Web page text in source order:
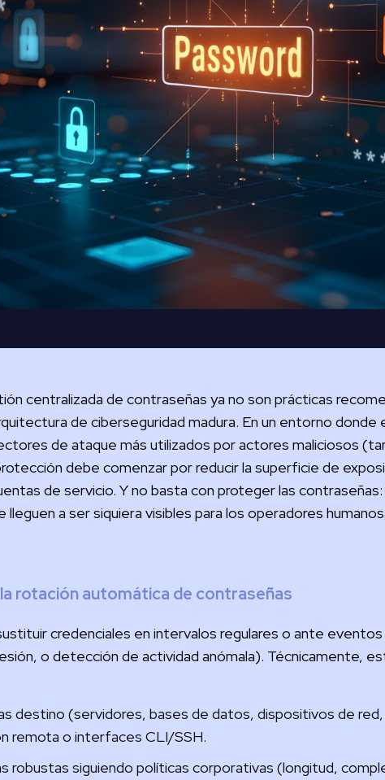
centralizada de contraseñas ya no son prácticas
de ciberseguridad madura. En un entorno donde
de ataque más utilizados por actores maliciosos
debe comenzar por reducir la superficie de
de servicio. Y no basta con proteger las
lleguen a ser siquiera visibles para los operadores
rotación automática de contraseñas
credenciales en intervalos regulares o ante
o detección de actividad anómala). Técnicamente,
destino (servidores, bases de datos, dispositivos de
remota o interfaces CLI/SSH.
robustas siguiendo políticas corporativas (longitud,